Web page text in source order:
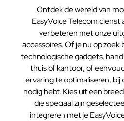
Ontdek de wereld van
EasyVoice Telecom dienst
verbeteren met onze
accessoires. Of je nu op
technologische gadgets,
thuis of kantoor, of
ervaring te optimaliseren, bij
nodig hebt. Kies uit een
die speciaal zijn
integreren met je